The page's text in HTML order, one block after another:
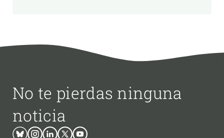
No te pierdas ninguna
noticia
BlueskyInstagram
LinkedinTwitterYoutube